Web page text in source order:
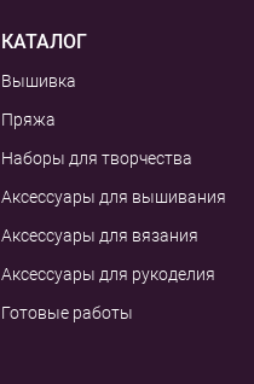
КАТАЛОГ
Вышивка
Пряжа
Наборы для творчества
Аксессуары для вышивания
Аксессуары для вязания
Аксессуары для рукоделия
Готовые работы